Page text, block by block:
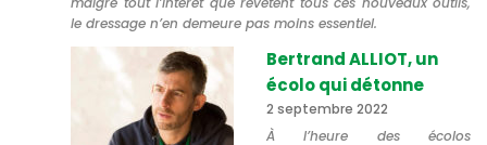
le dressage n’en demeure pas moins essentiel.
Bertrand ALLIOT, un
écolo qui détonne
2 septembre 2022
À l’heure des écolos